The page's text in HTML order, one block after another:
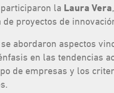
la Laura Vera
de proyectos de
abordaron aspectos
en las tendencias
de empresas y los